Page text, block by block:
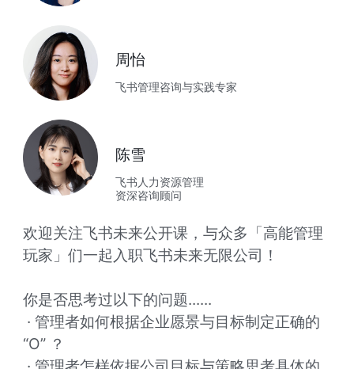
周怡
飞书管理咨询与实践专家
陈雪
飞书人力资源管理
资深咨询顾问
欢迎关注飞书未来公开课，与众多「高能管理
玩家」们一起入职飞书未来无限公司！
你是否思考过以下的问题......
“O” ？